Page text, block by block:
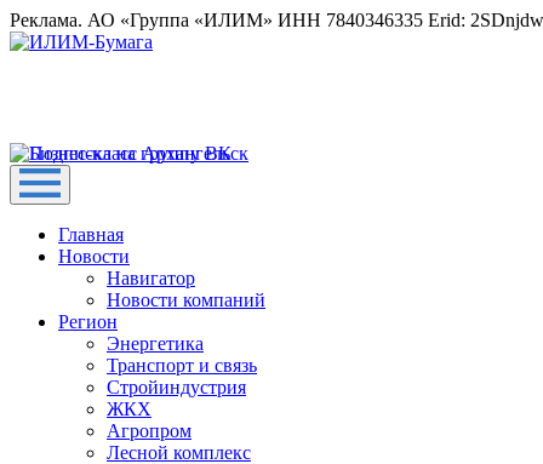
Реклама. АО «Группа «ИЛИМ» ИНН 7840346335 Erid:
Главная
Новости
Навигатор
Новости компаний
Регион
Энергетика
Транспорт и связь
Стройиндустрия
ЖКХ
Агропром
Лесной комплекс